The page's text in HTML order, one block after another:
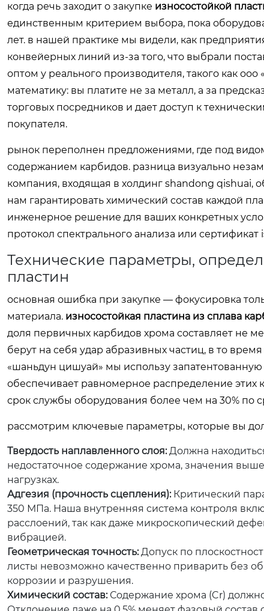
когда речь заходит о закупке износостойкой
единственным критерием выбора, пока
лет. в нашей практике мы видели, как
конвейерных линий из-за того, что выбрали
оптом у реального производителя, такого как
математику: вы платите не за металл, а за
торговых посредников и дает доступ к
покупателя.
рынок переполнен предложениями, где под
содержанием карбидов. разница визуально
компания, входящая в холдинг shandong qishuai,
нам гарантировать химический состав каждой
инженерное решение для ваших конкретных
протокол спектрального анализа или
Технические параметры,
пластин
основная ошибка при закупке — фокусировка
материала. износостойкая пластина из сплава
доля первичных карбидов хрома составляет не
берут на себя удар абразивных частиц, в то
«шаньдун цишуай» мы использу
обеспечивает равномерное распределение этих
срок службы оборудования более чем на 30% по
рассмотрим ключевые параметры, которые вы
Твердость наплавленного слоя:Должна
недостаточное содержание хрома, значения
нагрузках.
Адгезия (прочность сцепления):Критический
350 МПа. Наша внутренняя система контроля
расслоений, так как даже микроскопический
вибрацией.
Геометрическая точность:Допуск по
листы невозможно качественно приварить без
коррозии и разрушения.
Химический состав:Содержание хрома (Cr) должно